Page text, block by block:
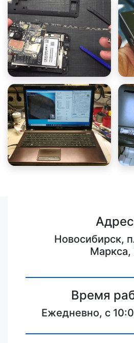
Адрес
Новосибирск,
Маркса,
Время
Ежедневно, с